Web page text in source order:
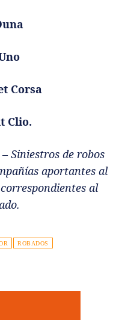
Corsa
Clio.
Siniestros de robos
aportantes al
al
ROBADOS